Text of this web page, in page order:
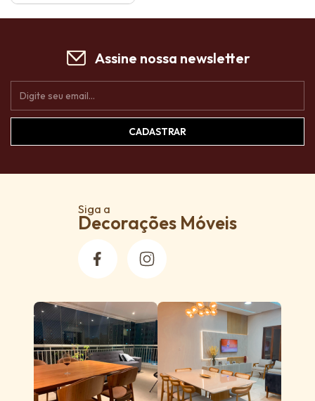
Assine nossa newsletter
Siga a
Decorações Móveis